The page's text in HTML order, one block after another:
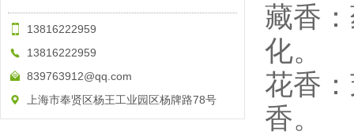
13816222959
13816222959
839763912@qq.com
上海市奉贤区杨王工业园区杨牌路78号
藏香
化。
花香
香。